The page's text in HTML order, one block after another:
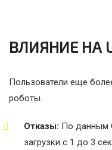
ВЛИЯНИЕ НА
Пользователи еще
роботы.
Отказы: По данным
загрузки с 1 до 3